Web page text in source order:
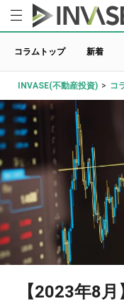
コラムトップ 新着
INVASE(不動産投資) > コ
【2023年8